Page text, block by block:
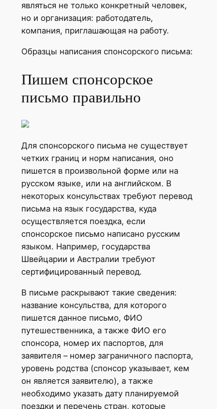
являться не только конкретный человек,
но и организация: работодатель,
компания, приглашающая на работу.
Образцы написания спонсорского письма:
Пишем спонсорское
письмо правильно
Для спонсорского письма не существует
четких границ и норм написания, оно
пишется в произвольной форме или на
русском языке, или на английском. В
некоторых консульствах требуют перевод
письма на язык государства, куда
осуществляется поездка, если
спонсорское письмо написано русским
языком. Например, государства
Швейцарии и Австралии требуют
сертифицированный перевод.
В письме раскрывают такие сведения:
название консульства, для которого
пишется данное письмо, ФИО
путешественника, а также ФИО его
спонсора, номер их паспортов, для
заявителя – номер заграничного паспорта,
уровень родства (спонсор указывает, кем
он является заявителю), а также
необходимо указать дату планируемой
поездки и перечень стран, которые